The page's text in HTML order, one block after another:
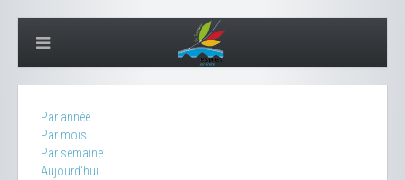
Par année
Par mois
Par semaine
Aujourd'hui